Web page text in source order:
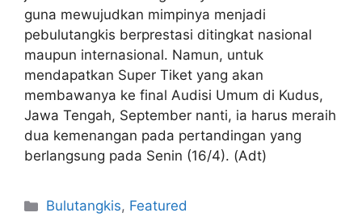
guna mewujudkan mimpinya menjadi
pebulutangkis berprestasi ditingkat nasional
maupun internasional. Namun, untuk
mendapatkan Super Tiket yang akan
membawanya ke final Audisi Umum di Kudus,
Jawa Tengah, September nanti, ia harus meraih
dua kemenangan pada pertandingan yang
berlangsung pada Senin (16/4). (Adt)
Bulutangkis, Featured